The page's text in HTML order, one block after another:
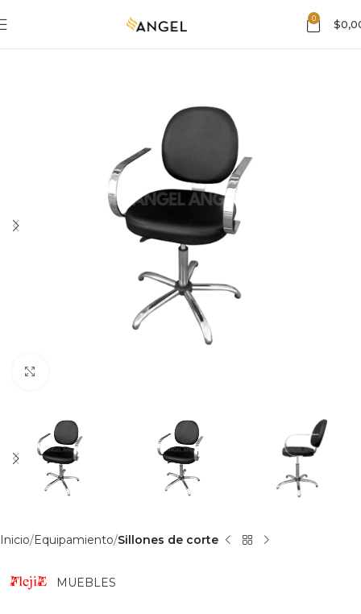
0 $
Inicio Equipamiento Sillones de corte
MUEBLES